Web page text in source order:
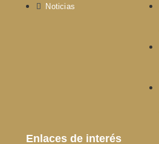
Noticias
Enlaces de interés